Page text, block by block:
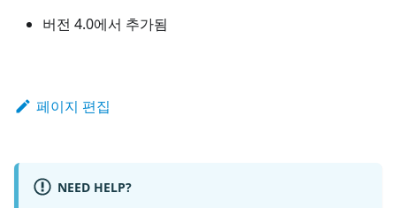
버전 4.0에서 추가됨
페이지 편집
NEED HELP?